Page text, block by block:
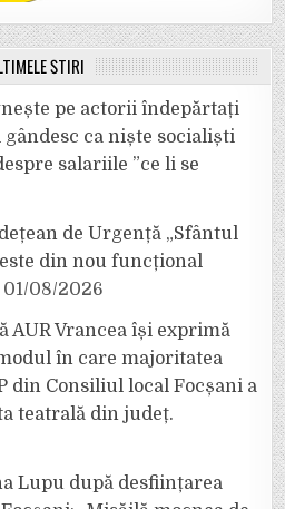
ȘTIRI
pe actorii îndepărtați
gândesc ca niște socialiști
salariile ”ce li se
de Urgență „Sfântul
din nou funcțional
01/08/2026
AUR Vrancea își exprimă
în care majoritatea
din Consiliul local Focșani a
teatrală din județ.
Lupu după desființarea